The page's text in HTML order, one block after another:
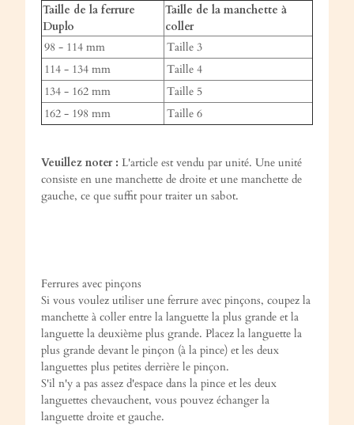
Taille de la ferrure
Duplo
Taille de la manchette à
coller
98 - 114 mm
Taille 3
114 - 134 mm
Taille 4
134 - 162 mm
Taille 5
162 - 198 mm
Taille 6
Veuillez noter : L'article est vendu par unité. Une unité
consiste en une manchette de droite et une manchette de
gauche, ce que suffit pour traiter un sabot.
Ferrures avec pinçons
Si vous voulez utiliser une ferrure avec pinçons, coupez la
manchette à coller entre la languette la plus grande et la
languette la deuxième plus grande. Placez la languette la
plus grande devant le pinçon (à la pince) et les deux
languettes plus petites derrière le pinçon.
S'il n'y a pas assez d'espace dans la pince et les deux
languettes chevauchent, vous pouvez échanger la
languette droite et gauche.